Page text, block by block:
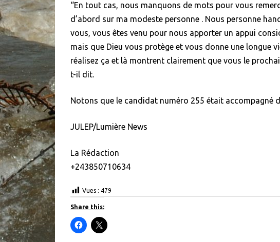
“En tout cas, nous manquons de mots pour vous
d’abord sur ma modeste personne . Nous personne
vous, vous êtes venu pour nous apporter un appui
mais que Dieu vous protège et vous donne une longue
réalisez ça et là montrent clairement que vous le
t-il dit.
Notons que le candidat numéro 255 était accompagné
JULEP/Lumière News
La Rédaction
+243850710634
Vues : 479
Share this:
C
l
C
l